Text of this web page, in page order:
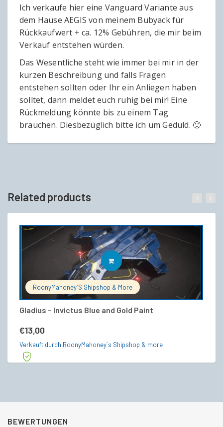
Ich verkaufe hier eine Vanguard Variante aus
dem Hause AEGIS von meinem Bubyack für
Rückkaufwert + ca. 12% Gebühren, die mir beim
Verkauf entstehen würden.
Das Wesentliche steht wie immer bei mir in der
kurzen Beschreibung und falls Fragen
entstehen sollten oder Ihr ein Anliegen haben
solltet, dann meldet euch ruhig bei mir! Eine
Rückmeldung könnte bis zu einem Tag
brauchen. Diesbezüglich bitte ich um Geduld. 🙂
Related products
RoonyMahoney`s Shipshop & More
Gladius – Invictus Blue and Gold Paint
€13,00
IN DEN WARENKORB
Verkauft durch RoonyMahoney`s Shipshop & more
BEWERTUNGEN